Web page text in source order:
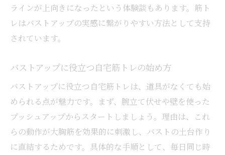
ラインが上向きになったという体験談もあります。筋ト
レはバストアップの実感に繋がりやすい方法として支持
されています。
バストアップに役立つ自宅筋トレの始め方
バストアップに役立つ自宅筋トレは、道具がなくても始
められる点が魅力です。まず、腕立て伏せや壁を使った
プッシュアップからスタートしましょう。理由は、これ
らの動作が大胸筋を効果的に刺激し、バストの土台作り
に直結するためです。具体的な手順として、毎日同じ時